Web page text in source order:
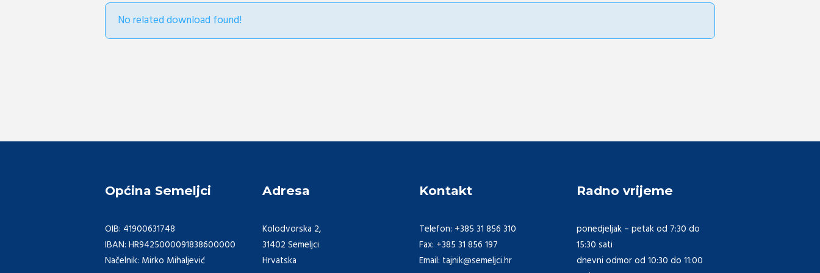
No related download found!
Općina Semeljci
OIB: 41900631748
IBAN: HR9425000091838600000
Načelnik: Mirko Mihaljević
Adresa
Kolodvorska 2,
31402 Semeljci
Hrvatska
Kontakt
Telefon: +385 31 856 310
Fax: +385 31 856 197
Email: tajnik@semeljci.hr
Radno vrijeme
ponedjeljak – petak od 7:30 do
15:30 sati
dnevni odmor od 10:30 do 11:00